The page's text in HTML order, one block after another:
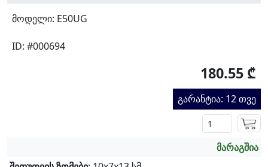
მოდელი: E50UG
ID: #000694
180.55 ₾
გარანტია: 12 თვე
მარაგშია